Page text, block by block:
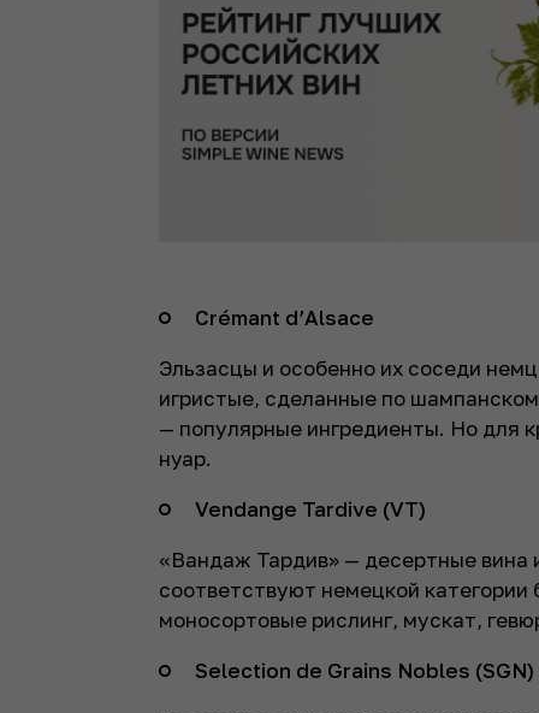
Crémant d’Alsace
Эльзасцы и особенно их соседи
игристые, сделанные по
— популярные ингредиенты. Но для
нуар.
Vendange Tardive (VT)
«Вандаж Тардив» — десертные вина
соответствуют немецкой
моносортовые рислинг, мускат,
Selection de Grains Nobles (SGN)